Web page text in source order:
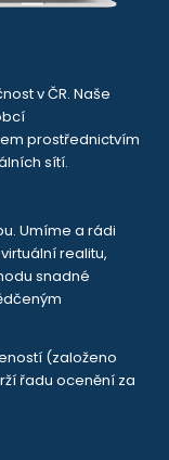
v ČR. Naše
prostřednictvím
sítí.
Umíme a rádi
realitu,
snadné
(založeno
řadu ocenění za